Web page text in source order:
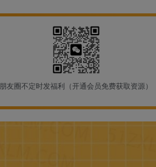
朋友圈不定时发福利（开通会员免费获取资源）